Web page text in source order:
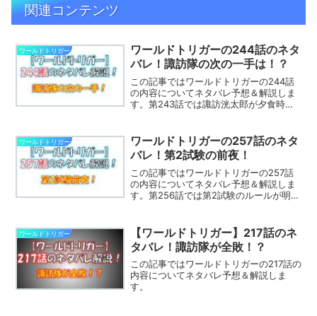
関連コンテンツ
ワールドトリガー
ワールドトリガーの244話のネタ
バレ！諏訪隊の次の一手は！？
この記事ではワールドトリガーの244話
の内容についてネタバレ予想＆解説しま
す。第243話では諏訪洸太郎が夕食時に
でしょうか。※この記事はワールドトリガ
ーのネタバレを含...
ワールドトリガー
ワールドトリガーの257話のネタ
バレ！第2試験の前夜！
この記事ではワールドトリガーの257話
の内容についてネタバレ予想＆解説しま
す。第256話では第2試験のルールが明か
トリガーのネタバレを含みます→遠征選
抜試験のメンバ...
ワールドトリガー
【ワールドトリガー】217話のネ
タバレ！諏訪隊が全敗！？
この記事ではワールドトリガーの217話の
内容についてネタバレ予想＆解説しま
す。